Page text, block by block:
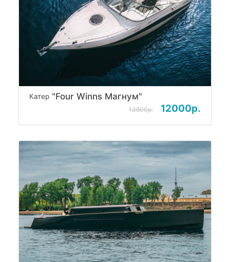
Катер"Four Winns Магнум"
13800р. 12000р.